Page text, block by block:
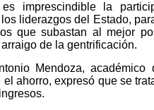
imprescindible la
liderazgos del Estado,
que subastan al mejor
de la gentrificación.
Mendoza, académico
el ahorro, expresó que se